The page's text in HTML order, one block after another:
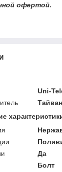
офертой.
Uni-
Да
Болт